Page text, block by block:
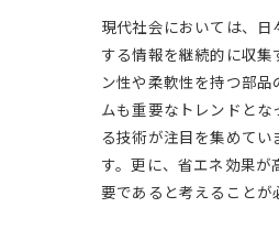
現代社会においては、
する情報を継続的に収
ン性や柔軟性を持つ部
ムも重要なトレンドと
る技術が注目を集めて
す。更に、省エネ効果
要であると考えることが